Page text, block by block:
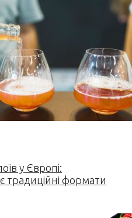
у Європі:
традиційні формати